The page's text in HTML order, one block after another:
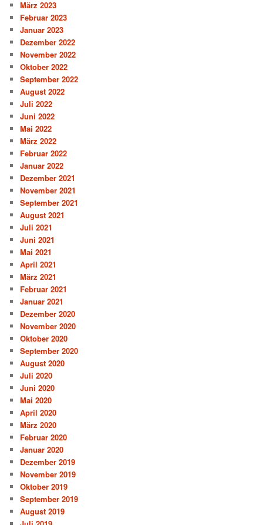
März 2023
Februar 2023
Januar 2023
Dezember 2022
November 2022
Oktober 2022
September 2022
August 2022
Juli 2022
Juni 2022
Mai 2022
März 2022
Februar 2022
Januar 2022
Dezember 2021
November 2021
September 2021
August 2021
Juli 2021
Juni 2021
Mai 2021
April 2021
März 2021
Februar 2021
Januar 2021
Dezember 2020
November 2020
Oktober 2020
September 2020
August 2020
Juli 2020
Juni 2020
Mai 2020
April 2020
März 2020
Februar 2020
Januar 2020
Dezember 2019
November 2019
Oktober 2019
September 2019
August 2019